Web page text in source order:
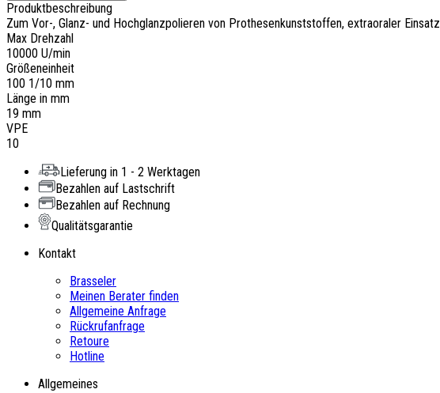
Produktbeschreibung
Zum Vor-, Glanz- und Hochglanzpolieren von Prothesenkunststoffen, extraoraler Einsatz
Max Drehzahl
10000 U/min
Größeneinheit
100 1/10 mm
Länge in mm
19 mm
VPE
10
Lieferung in 1 - 2 Werktagen
Bezahlen auf Lastschrift
Bezahlen auf Rechnung
Qualitätsgarantie
Kontakt
Brasseler
Meinen Berater finden
Allgemeine Anfrage
Rückrufanfrage
Retoure
Hotline
Allgemeines